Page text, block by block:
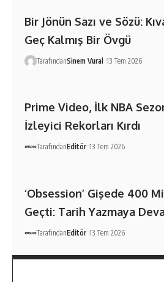
Bir Jönün Sazı ve Sözü:
Geç Kalmış Bir Övgü
TarafındanSinem Vural 13 Tem 2026
Prime Video, İlk NBA
İzleyici Rekorları Kırdı
TarafındanEditör 13 Tem 2026
‘Obsession’ Gişede 400
Geçti: Tarih Yazmaya
TarafındanEditör 13 Tem 2026